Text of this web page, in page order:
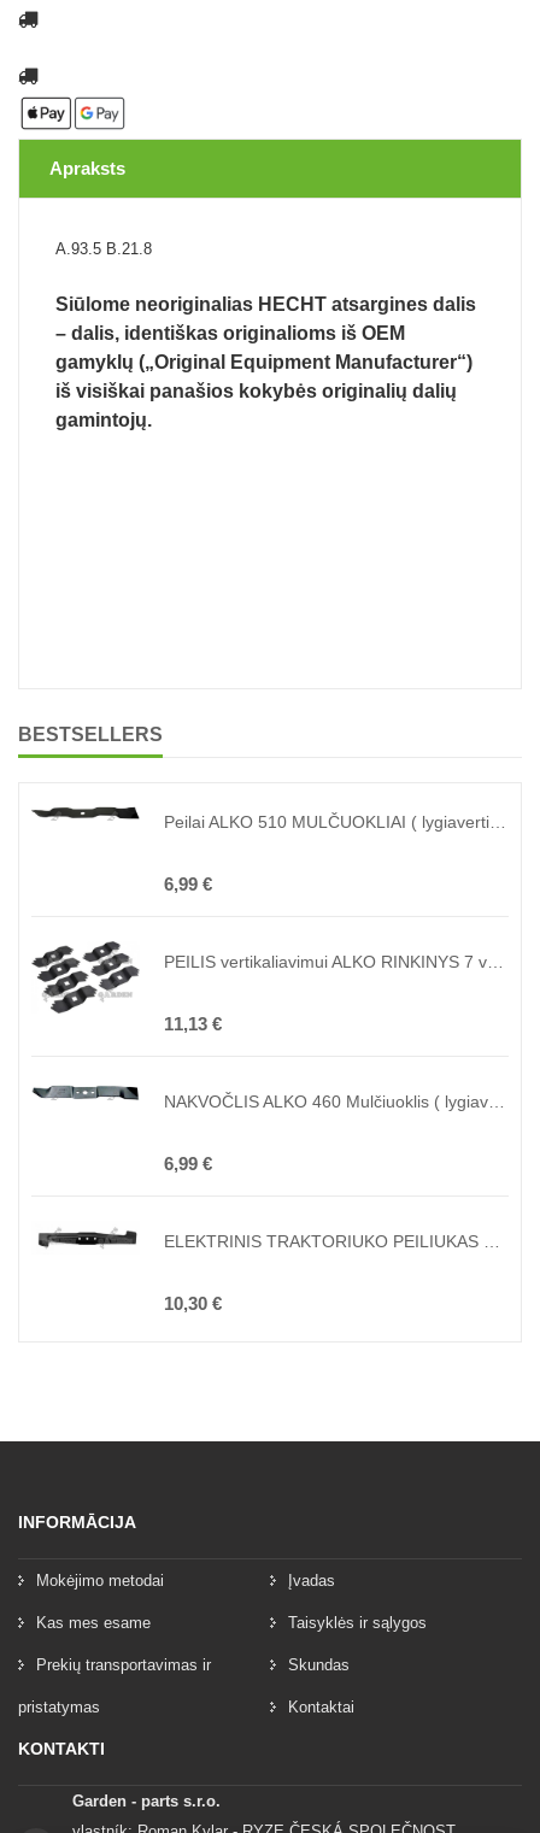
Apraksts
A.93.5 B.21.8
Siūlome neoriginalias HECHT atsargines dalis
– dalis, identiškas originalioms iš OEM
gamyklų („Original Equipment Manufacturer“)
iš visiškai panašios kokybės originalių dalių
gamintojų.
BESTSELLERS
6,99 €
11,13 €
6,99 €
10,30 €
INFORMĀCIJA
Mokėjimo metodai Įvadas
Kas mes esame Taisyklės ir sąlygos
Prekių transportavimas ir
pristatymas
Skundas
Kontaktai
KONTAKTI
Garden - parts s.r.o.